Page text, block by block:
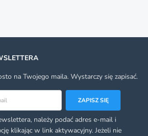
na Twojego maila. Wystarczy się zapisać.
ZAPISZ SIĘ
należy podać adres e-mail i
klikając w link aktywacyjny. Jeżeli nie